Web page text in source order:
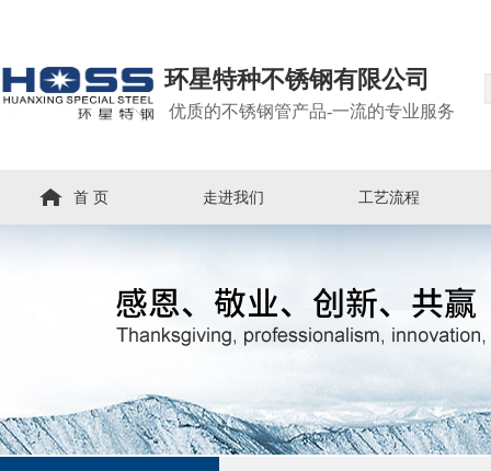
环星特种不锈钢有限公司
优质的不锈钢管产品-一流的专业服务
首 页 走进我们 工艺流程